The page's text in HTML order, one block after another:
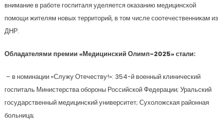
внимание в работе госпиталя уделяется оказанию медицинской
помощи жителям новых территорий, в том числе соотечественникам из
ДНР.
Обладателями премии «Медицинский Олимп-2025» стали:
– в номинации «Служу Отечеству!»: 354-й военный клинический
госпиталь Министерства обороны Российской Федерации; Уральский
государственный медицинский университет; Сухоложская районная
больница;